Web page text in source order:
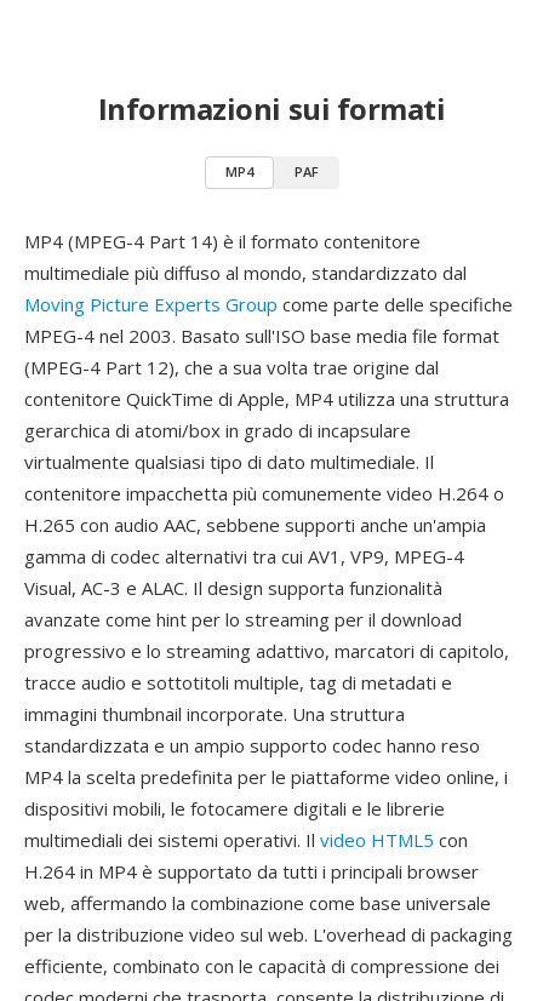
Informazioni sui formati
MP4 PAF
MP4 (MPEG-4 Part 14) è il formato contenitore
multimediale più diffuso al mondo, standardizzato dal
Moving Picture Experts Group come parte delle specifiche
MPEG-4 nel 2003. Basato sull'ISO base media file format
(MPEG-4 Part 12), che a sua volta trae origine dal
contenitore QuickTime di Apple, MP4 utilizza una struttura
gerarchica di atomi/box in grado di incapsulare
virtualmente qualsiasi tipo di dato multimediale. Il
contenitore impacchetta più comunemente video H.264 o
H.265 con audio AAC, sebbene supporti anche un'ampia
gamma di codec alternativi tra cui AV1, VP9, MPEG-4
Visual, AC-3 e ALAC. Il design supporta funzionalità
avanzate come hint per lo streaming per il download
progressivo e lo streaming adattivo, marcatori di capitolo,
tracce audio e sottotitoli multiple, tag di metadati e
immagini thumbnail incorporate. Una struttura
standardizzata e un ampio supporto codec hanno reso
MP4 la scelta predefinita per le piattaforme video online, i
dispositivi mobili, le fotocamere digitali e le librerie
multimediali dei sistemi operativi. Il video HTML5 con
H.264 in MP4 è supportato da tutti i principali browser
web, affermando la combinazione come base universale
per la distribuzione video sul web. L'overhead di packaging
efficiente, combinato con le capacità di compressione dei